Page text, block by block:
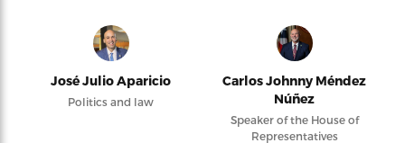
José Julio Aparicio
Politics and law
Carlos Johnny Méndez
Núñez
Speaker of the House of
Representatives